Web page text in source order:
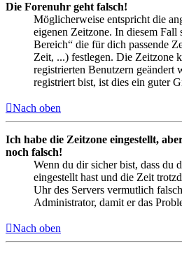
Die Forenuhr geht falsch!
Möglicherweise entspricht die
eigenen Zeitzone. In diesem Fall
Bereich“ die für dich passende
Zeit, ...) festlegen. Die Zeitzone
registrierten Benutzern geändert
registriert bist, ist dies ein guter
Nach oben
Ich habe die Zeitzone eingestellt,
noch falsch!
Wenn du dir sicher bist, dass du
eingestellt hast und die Zeit
Uhr des Servers vermutlich
Administrator, damit er das
Nach oben